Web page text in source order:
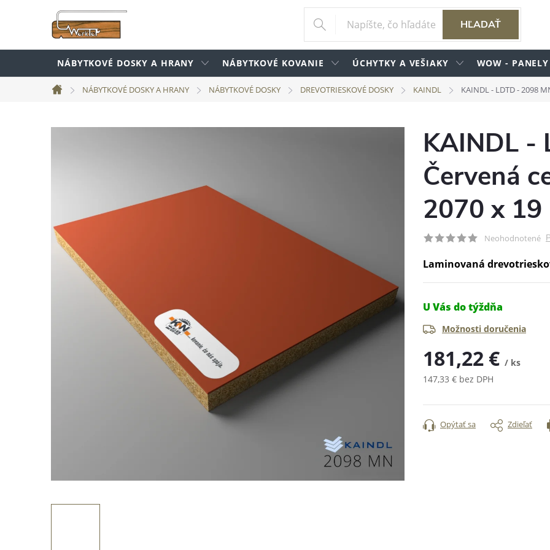
HĽADAŤ
NÁBYTKOVÉ DOSKY A HRANY NÁBYTKOVÉ KOVANIE ÚCHYTKY A VEŠIAKY WOW -
Domov
NÁBYTKOVÉ DOSKY A HRANY NÁBYTKOVÉ DOSKY DREVOTRIESKOVÉ DOSKY KAINDL KAINDL - LDTD - 2098
KAINDL -
Červená
2070 x 19
Neohodnotené
Laminovaná
U Vás do týždňa
Možnosti doručenia
181,22 € / ks
147,33 € bez DPH
cena:
Opýtať sa Zdieľať